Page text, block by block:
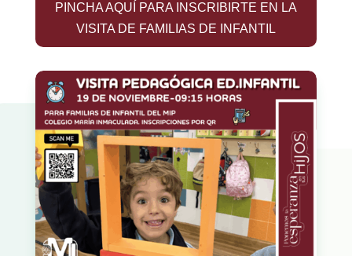
PINCHA AQUÍ PARA INSCRIBIRTE EN LA
VISITA DE FAMILIAS DE INFANTIL